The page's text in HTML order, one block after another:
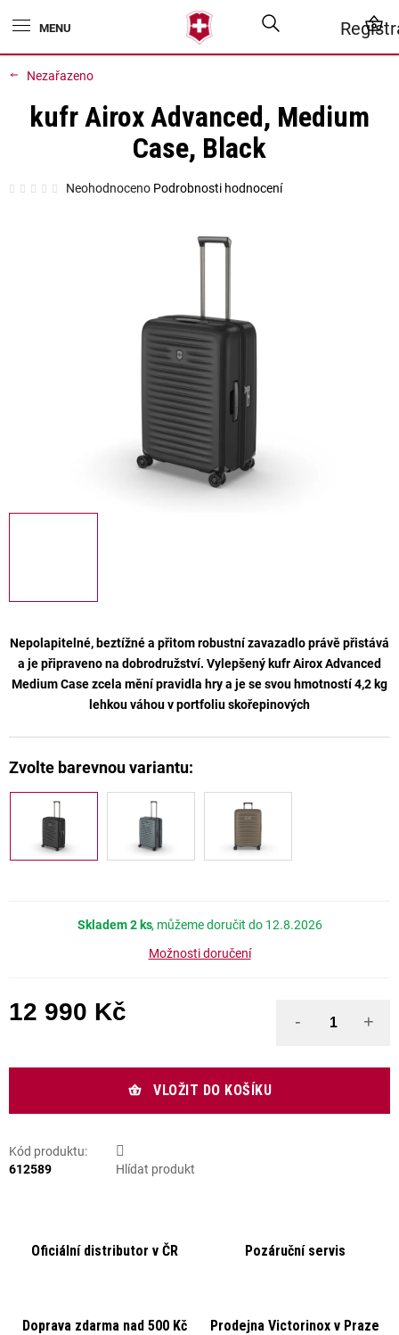
na
Nezařazeno
Nepolapitelné, beztížné a přitom robustní zavazadlo právě přistává
a je připraveno na dobrodružství. Vylepšený kufrAirox Advanced
Medium Casezcela mění pravidla hry a je se svou hmotností 4,2 kg
lehkou váhou v portfoliu skořepinových
Skladem2 ks
12.8.2026
Možnosti doručení
12 990 Kč
VLOŽIT DO KOŠÍKU
Kód produktu:
612589
Hlídat produkt
kufr Airox Advanced, Medium
Case, Black
Průměrné
hodnocení
Neohodnoceno Podrobnosti hodnocení
Oficiální distributor v ČR Pozáruční servis
Doprava zdarma nad 500 Kč Prodejna Victorinox v Praze